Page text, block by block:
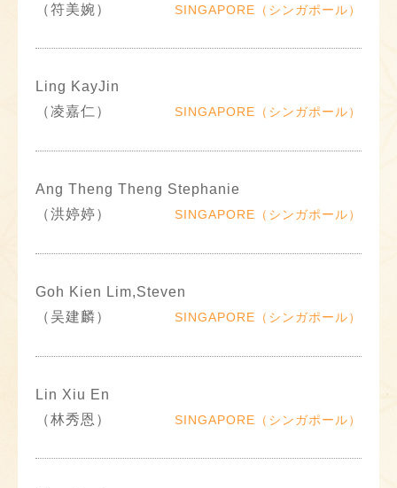
（符美婉）
SINGAPORE（シンガポール）
Ling KayJin
（凌嘉仁）
SINGAPORE（シンガポール）
Ang Theng Theng Stephanie
（洪婷婷）
SINGAPORE（シンガポール）
Goh Kien Lim,Steven
（吴建麟）
SINGAPORE（シンガポール）
Lin Xiu En
（林秀恩）
SINGAPORE（シンガポール）